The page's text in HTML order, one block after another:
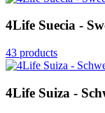
4Life Suecia -
43 products
4Life Suiza -